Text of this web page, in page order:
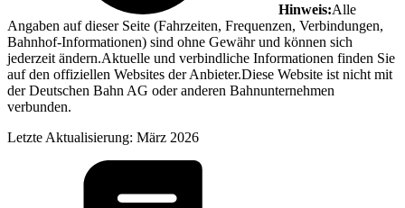
Hinweis:Alle
Angaben auf dieser Seite (Fahrzeiten, Frequenzen, Verbindungen,
Bahnhof-Informationen) sind ohne Gewähr und können sich
jederzeit ändern.Aktuelle und verbindliche Informationen finden Sie
auf den offiziellen Websites der Anbieter.Diese Website ist nicht mit
der Deutschen Bahn AG oder anderen Bahnunternehmen
verbunden.
Letzte Aktualisierung: März 2026